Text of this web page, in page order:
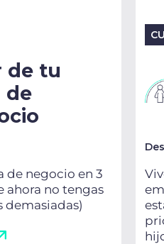
de tu
de
de negocio en 3
ahora no tengas
demasiadas)